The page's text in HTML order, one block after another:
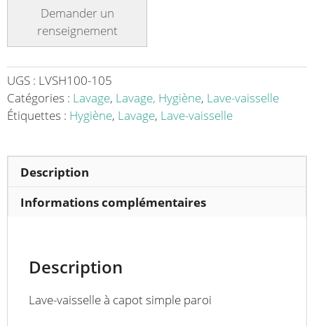
vaisselle
à
capot
inox
aisi
304
mm
UGS : LVSH100-105
Catégories : Lavage, Lavage, Hygiène, Lave-vaisselle
Étiquettes : Hygiène, Lavage, Lave-vaisselle
Description
Informations complémentaires
Description
Lave-vaisselle à capot simple paroi